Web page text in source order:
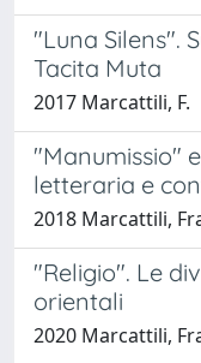
"Luna Silens".
Tacita Muta
2017 Marcattili, F.
"Manumissio"
letteraria e
2018 Marcattili,
"Religio". Le
orientali
2020 Marcattili,